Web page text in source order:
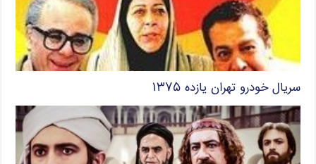
سریال خودرو تهران یازده ۱۳۷۵